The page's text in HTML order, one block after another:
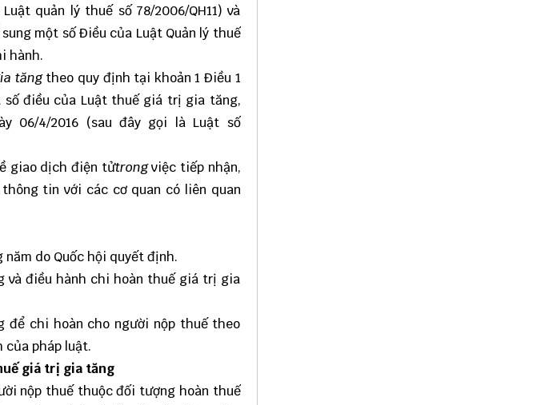
quản lý thuế số 78/2006/QH11) và
sung một số Điều của Luật Quản lý thuế
hành.
tăngtheo quy định tại khoản 1 Điều 1
số điều của Luật thuế giá trị gia tăng,
06/4/2016 (sau đây gọi là Luật số
giao dịch điện tửtrongviệc tiếp nhận,
tin với các cơ quan có liên quan
do Quốc hội quyết định.
và điều hành chi hoàn thuế giá trị gia
để chi hoàn cho người nộp thuế theo
của pháp luật.
giá trị gia tăng
nộp thuế thuộc đối tượng hoàn thuế